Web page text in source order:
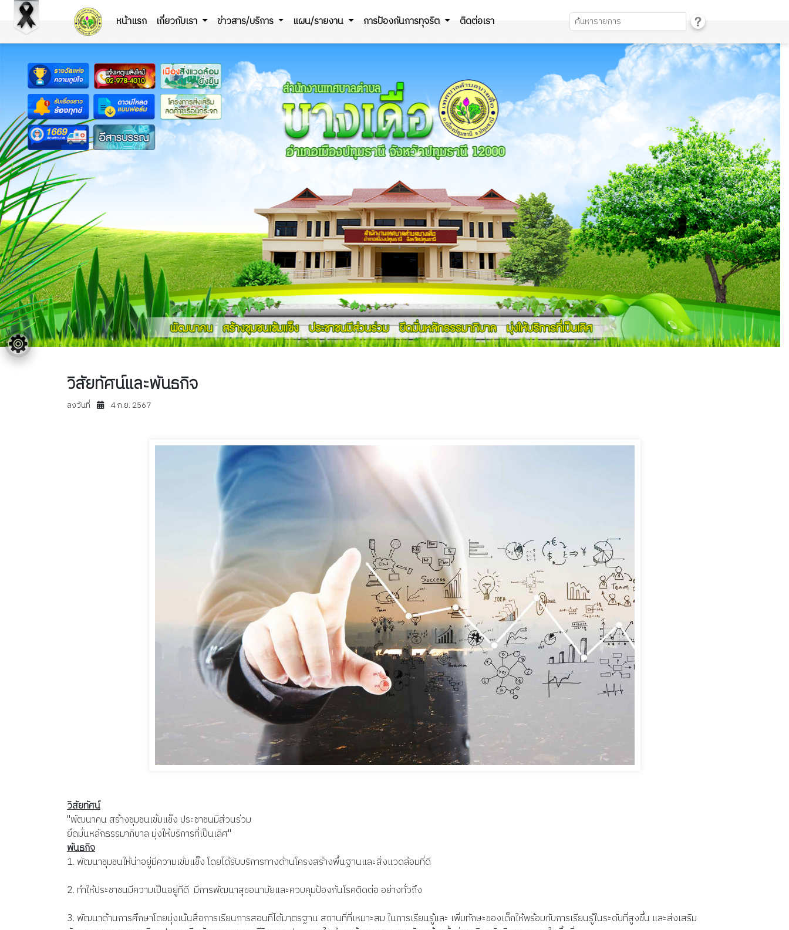
หน้าแรก เกี่ยวกับเรา ข่าวสาร/บริการ แผน/รายงาน การป้องกันการทุจริต ติดต่อเรา
วิสัยทัศน์และพันธกิจ
ลงวันที่ 4 ก.ย. 2567
วิสัยทัศน์
"พัฒนาคน สร้างชุมชนเข้มแข็ง ประชาชนมีส่วนร่วม
ยึดมั่นหลักธรรมาภิบาล มุ่งให้บริการที่เป็นเลิศ"
พันธกิจ
1. พัฒนาชุมชนให้น่าอยู่มีความเข้มแข็ง โดยได้รับบริการทางด้านโครงสร้างพื้นฐานและสิ่งแวดล้อมที่ดี
2. ทำให้ประชาชนมีความเป็นอยู่ทีดี มีการพัฒนาสุขอนามัยและควบคุมป้องกันโรคติดต่อ อย่างทั่วถึง
3. พัฒนาด้านการศึกษาโดยมุ่งเน้นสื่อการเรียนการสอนที่ได้มาตรฐาน สถานที่ที่เหมาะสม ในการเรียนรู้และ เพิ่มทักษะของเด็กให้พร้อมกับการเรียนรู้ในระดับที่สูงขึ้น และส่งเสริม